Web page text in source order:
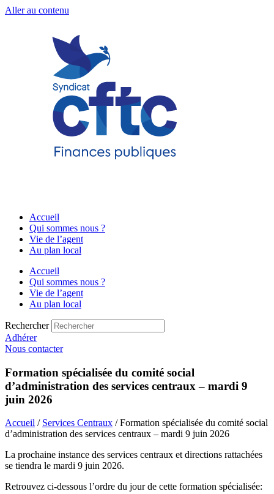
Aller au contenu
Accueil
Qui sommes nous ?
Vie de l’agent
Au plan local
Accueil
Qui sommes nous ?
Vie de l’agent
Au plan local
Rechercher
Adhérer
Nous contacter
Formation spécialisée du comité social
d’administration des services centraux – mardi 9
juin 2026
Accueil / Services Centraux / Formation spécialisée du comité social
d’administration des services centraux – mardi 9 juin 2026
La prochaine instance des services centraux et directions rattachées
se tiendra le mardi 9 juin 2026.
Retrouvez ci-dessous l’ordre du jour de cette formation spécialisée: